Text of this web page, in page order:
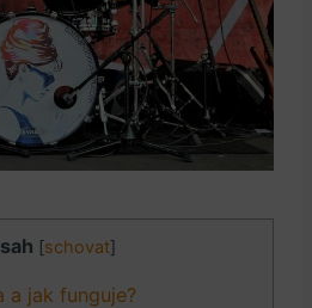
[schovat]
a jak funguje?